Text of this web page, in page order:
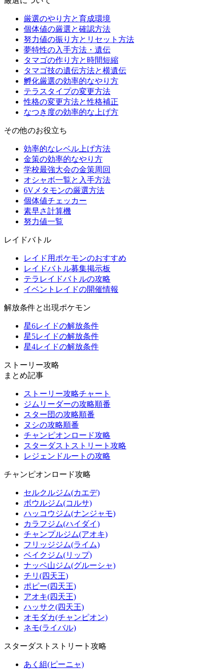
厳選のやり方と育成環境
個体値の厳選と確認方法
努力値の振り方とリセット方法
夢特性の入手方法・遺伝
タマゴの作り方と時間短縮
タマゴ技の遺伝方法と横遺伝
孵化厳選の効率的なやり方
テラスタイプの変更方法
性格の変更方法と性格補正
なつき度の効率的な上げ方
その他のお役立ち
効率的なレベル上げ方法
金策の効率的なやり方
学校最強大会の金策周回
オシャボ一覧と入手方法
6Vメタモンの厳選方法
個体値チェッカー
素早さ計算機
努力値一覧
レイドバトル
レイド用ポケモンのおすすめ
レイドバトル募集掲示板
テラレイドバトルの攻略
イベントレイドの開催情報
解放条件と出現ポケモン
星6レイドの解放条件
星5レイドの解放条件
星4レイドの解放条件
ストーリー攻略
まとめ記事
ストーリー攻略チャート
ジムリーダーの攻略順番
スター団の攻略順番
ヌシの攻略順番
チャンピオンロード攻略
スターダストストリート攻略
レジェンドルートの攻略
チャンピオンロード攻略
セルクルジム(カエデ)
ボウルジム(コルサ)
ハッコウジム(ナンジャモ)
カラフジム(ハイダイ)
チャンプルジム(アオキ)
フリッジジム(ライム)
ベイクジム(リップ)
ナッペ山ジム(グルーシャ)
チリ(四天王)
ポピー(四天王)
アオキ(四天王)
ハッサク(四天王)
オモダカ(チャンピオン)
ネモ(ライバル)
スターダストストリート攻略
あく組(ピーニャ)